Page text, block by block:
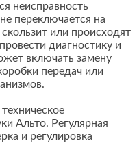
неисправность
переключается на
или происходят
диагностику и
включать замену
передач или
Альто. Регулярная
и регулировка